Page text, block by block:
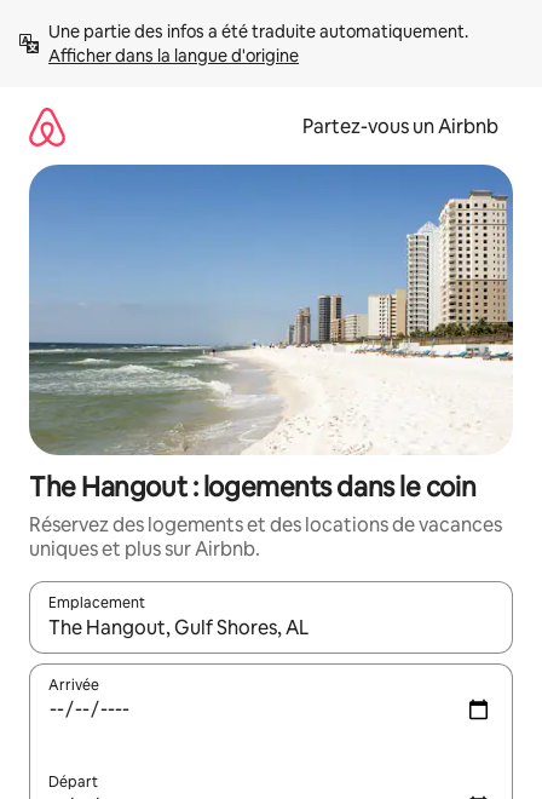
directement
Afficher dans la langue d'origine
Partez-vous un Airbnb
The Hangout : logements dans le coin
Réservez des logements et des locations de vacances
uniques et plus sur Airbnb.
Emplacement
Quand les résultats sont affichés, parcourez-les en utilisant
Arrivée
Départ